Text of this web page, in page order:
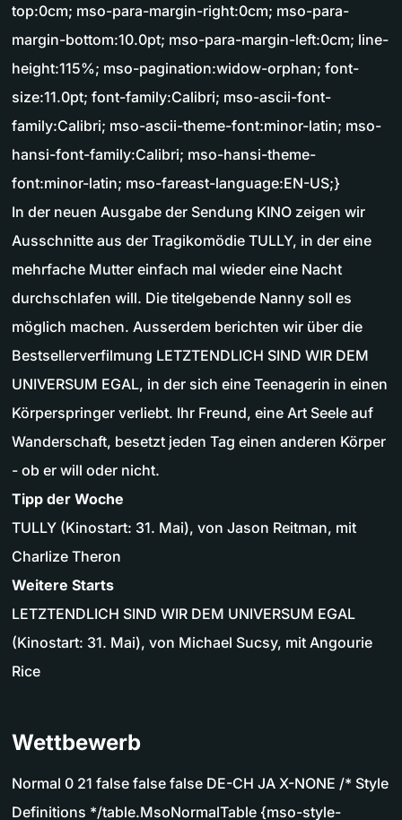
top:0cm; mso-para-margin-right:0cm; mso-para-
margin-bottom:10.0pt; mso-para-margin-left:0cm; line-
height:115%; mso-pagination:widow-orphan; font-
size:11.0pt; font-family:Calibri; mso-ascii-font-
family:Calibri; mso-ascii-theme-font:minor-latin; mso-
hansi-font-family:Calibri; mso-hansi-theme-
font:minor-latin; mso-fareast-language:EN-US;}
In der neuen Ausgabe der Sendung KINO zeigen wir
Ausschnitte aus der Tragikomödie TULLY, in der eine
mehrfache Mutter einfach mal wieder eine Nacht
durchschlafen will. Die titelgebende Nanny soll es
möglich machen. Ausserdem berichten wir über die
Bestsellerverfilmung LETZTENDLICH SIND WIR DEM
UNIVERSUM EGAL, in der sich eine Teenagerin in einen
Körperspringer verliebt. Ihr Freund, eine Art Seele auf
Wanderschaft, besetzt jeden Tag einen anderen Körper
- ob er will oder nicht.
Tipp der Woche
TULLY (Kinostart: 31. Mai), von Jason Reitman, mit
Charlize Theron
Weitere Starts
LETZTENDLICH SIND WIR DEM UNIVERSUM EGAL
(Kinostart: 31. Mai), von Michael Sucsy, mit Angourie
Rice
Wettbewerb
Normal 0 21 false false false DE-CH JA X-NONE /* Style
Definitions */table.MsoNormalTable {mso-style-